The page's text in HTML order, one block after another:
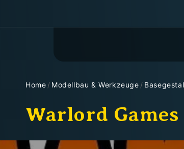
Home / Modellbau & Werkzeuge /
K
a
Warlord Games